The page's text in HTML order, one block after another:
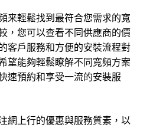
来輕鬆找到最符合您需求的寬
，您可以查看不同供應商的價
客戶服務和方便的安裝流程對
望能夠輕鬆瞭解不同寬頻方案
速預約和享受一流的安裝服
網上行的優惠與服務質素，以